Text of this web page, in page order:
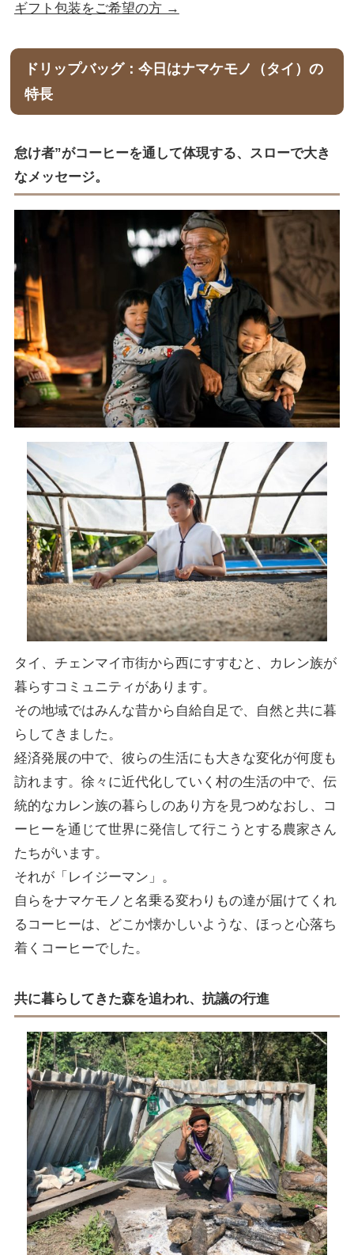
ギフト包装をご希望の方 →
ドリップバッグ：今日はナマケモノ（タイ）の
特長
怠け者”がコーヒーを通して体現する、スローで大き
なメッセージ。
タイ、チェンマイ市街から西にすすむと、カレン族が
暮らすコミュニティがあります。
その地域ではみんな昔から自給自足で、自然と共に暮
らしてきました。
経済発展の中で、彼らの生活にも大きな変化が何度も
訪れます。徐々に近代化していく村の生活の中で、伝
統的なカレン族の暮らしのあり方を見つめなおし、コ
ーヒーを通じて世界に発信して行こうとする農家さん
たちがいます。
それが「レイジーマン」。
自らをナマケモノと名乗る変わりもの達が届けてくれ
るコーヒーは、どこか懐かしいような、ほっと心落ち
着くコーヒーでした。
共に暮らしてきた森を追われ、抗議の行進